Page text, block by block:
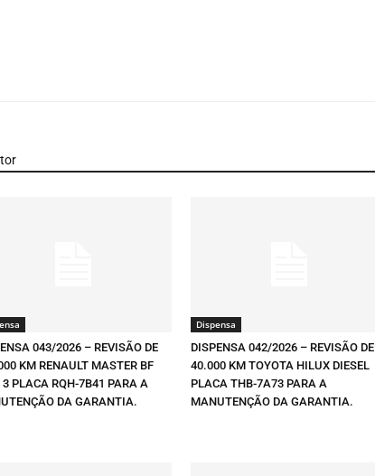
043/2026 – REVISÃO DE
KM RENAULT MASTER BF
PLACA RQH-7B41 PARA A
DA GARANTIA.
Dispensa
DISPENSA 042/2026 – REVISÃO DE
40.000 KM TOYOTA HILUX DIESEL
PLACA THB-7A73 PARA A
MANUTENÇÃO DA GARANTIA.